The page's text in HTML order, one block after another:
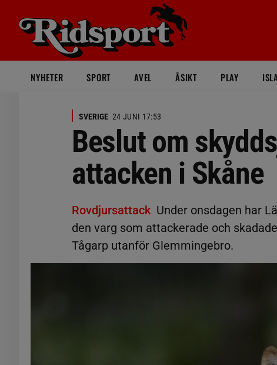
NYHETER SPORT AVEL ÅSIKT PLAY
SVERIGE 24 JUNI 17:53
Beslut om
attacken i Skåne
Rovdjursattack Under onsdagen har
den varg som attackerade och
Tågarp utanför Glemmingebro.